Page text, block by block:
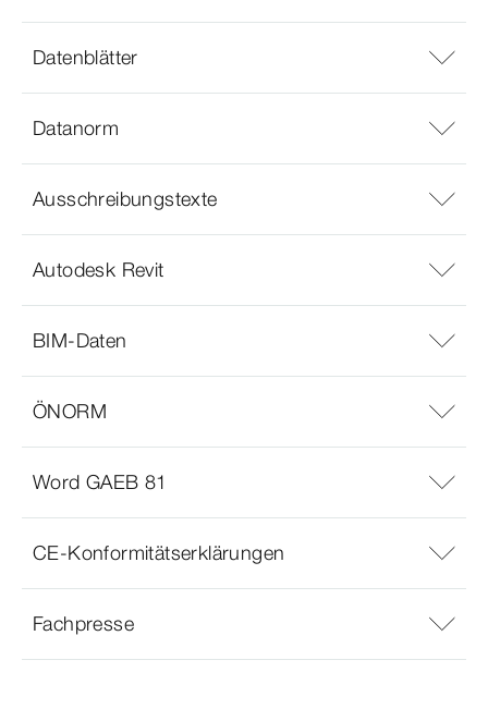
Datenblätter
Datanorm
Ausschreibungstexte
Autodesk Revit
BIM-Daten
ÖNORM
Word GAEB 81
CE-Konformitätserklärungen
Fachpresse